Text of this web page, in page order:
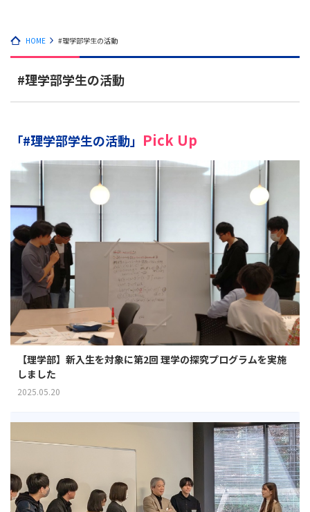
HOME #理学部学生の活動
#理学部学生の活動
「#理学部学生の活動」 Pick Up
【理学部】新入生を対象に第2回 理学の探究プログラムを実施
しました
2025.05.20